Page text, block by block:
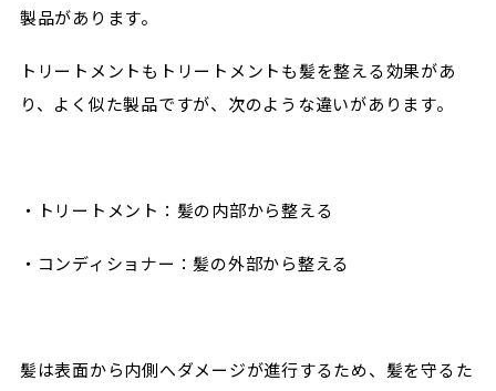
製品があります。
トリートメントもトリートメントも髪を整える効果があ
り、よく似た製品ですが、次のような違いがあります。
・トリートメント：髪の内部から整える
・コンディショナー：髪の外部から整える
髪は表面から内側へダメージが進行するため、髪を守るた